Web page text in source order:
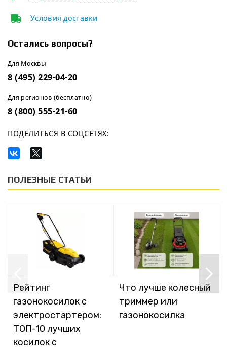
Условия доставки
Остались вопросы?
Для Москвы
8 (495) 229-04-20
Для регионов (бесплатно)
8 (800) 555-21-60
ПОДЕЛИТЬСЯ В СОЦСЕТЯХ:
ПОЛЕЗНЫЕ СТАТЬИ
Рейтинг
газонокосилок с
электростартером:
ТОП-10 лучших
косилок с
Что лучше колесный
триммер или
газонокосилка